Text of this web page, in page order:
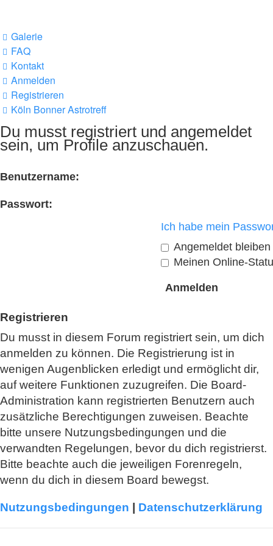
Galerie
FAQ
Kontakt
Anmelden
Registrieren
Köln Bonner Astrotreff
Du musst registriert und angemeldet
sein, um Profile anzuschauen.
Benutzername:
Passwort:
Ich habe mein
Angemeldet bleiben
Meinen Online-
Registrieren
Du musst in diesem Forum registriert sein, um dich
anmelden zu können. Die Registrierung ist in
wenigen Augenblicken erledigt und ermöglicht dir,
auf weitere Funktionen zuzugreifen. Die Board-
Administration kann registrierten Benutzern auch
zusätzliche Berechtigungen zuweisen. Beachte
bitte unsere Nutzungsbedingungen und die
verwandten Regelungen, bevor du dich registrierst.
Bitte beachte auch die jeweiligen Forenregeln,
wenn du dich in diesem Board bewegst.
Nutzungsbedingungen Datenschutzerklärung